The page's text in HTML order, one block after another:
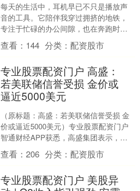
每天的生活中，耳机早已不只是播放声
音的工具。它陪伴我穿过拥挤的地铁，
专注于忙碌的办公间隙，也在奔跑时为
我注入节奏和动力。但戴久了入耳式耳
机后的胀痛专业股票配资门....
查看： 144 分类：配资股市
专业股票配资门户 高盛：
若美联储信誉受损 金价或
逼近5000美元
（原标题：高盛：若美联储信誉受损 金
价或逼近5000美元）专业股票配资门户
智通财经APP获悉，高盛集团表示，如
果美联储的信誉受损，且投资者将一小
部分美国国债转....
查看：206 分类：配资股市
专业股票配资门户 美股异